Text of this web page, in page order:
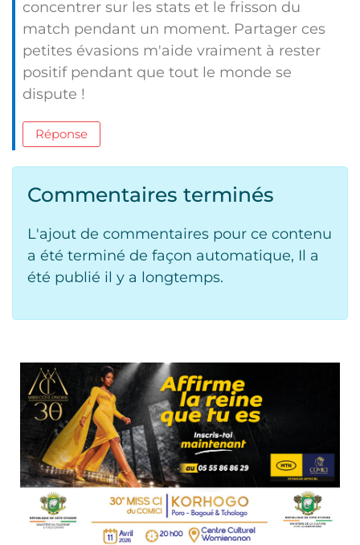
concentrer sur les stats et le frisson du
match pendant un moment. Partager ces
petites évasions m'aide vraiment à rester
positif pendant que tout le monde se
dispute !
Réponse
Commentaires terminés
L'ajout de commentaires pour ce contenu
a été terminé de façon automatique, Il a
été publié il y a longtemps.